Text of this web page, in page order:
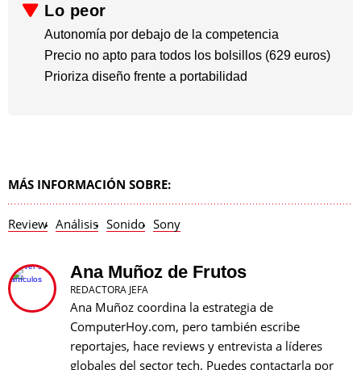
Lo peor
Autonomía por debajo de la competencia
​Precio no apto para todos los bolsillos (629 euros)
​Prioriza diseño frente a portabilidad
MÁS INFORMACIÓN SOBRE:
Review Análisis Sonido Sony
Ana Muñoz de Frutos
REDACTORA JEFA
Ana Muñoz coordina la estrategia de
ComputerHoy.com, pero también escribe
reportajes, hace reviews y entrevista a líderes
globales del sector tech. Puedes contactarla por